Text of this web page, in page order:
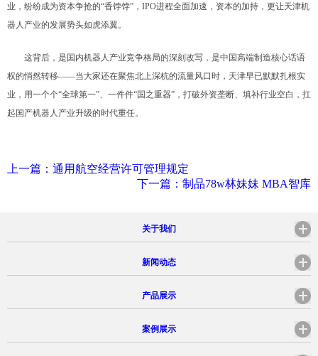
业，纷纷成为资本争抢的“香饽饽”，IPO进程全面加速，资本的加持，更让天津机
器人产业的发展势头如虎添翼。
这背后，是国内机器人产业竞争格局的深刻改写，是中国高端制造核心话语
权的悄然转移——当大家还在聚焦北上深杭的流量风口时，天津早已默默扎根实
业，用一个个“全球第一”、一件件“国之重器”，打破外资垄断、填补行业空白，扛
起国产机器人产业升级的时代重任。
上一篇：通用航空经营许可管理规定
下一篇：制品78w林妹妹 MBA智库
关于我们
新闻动态
产品展示
案例展示